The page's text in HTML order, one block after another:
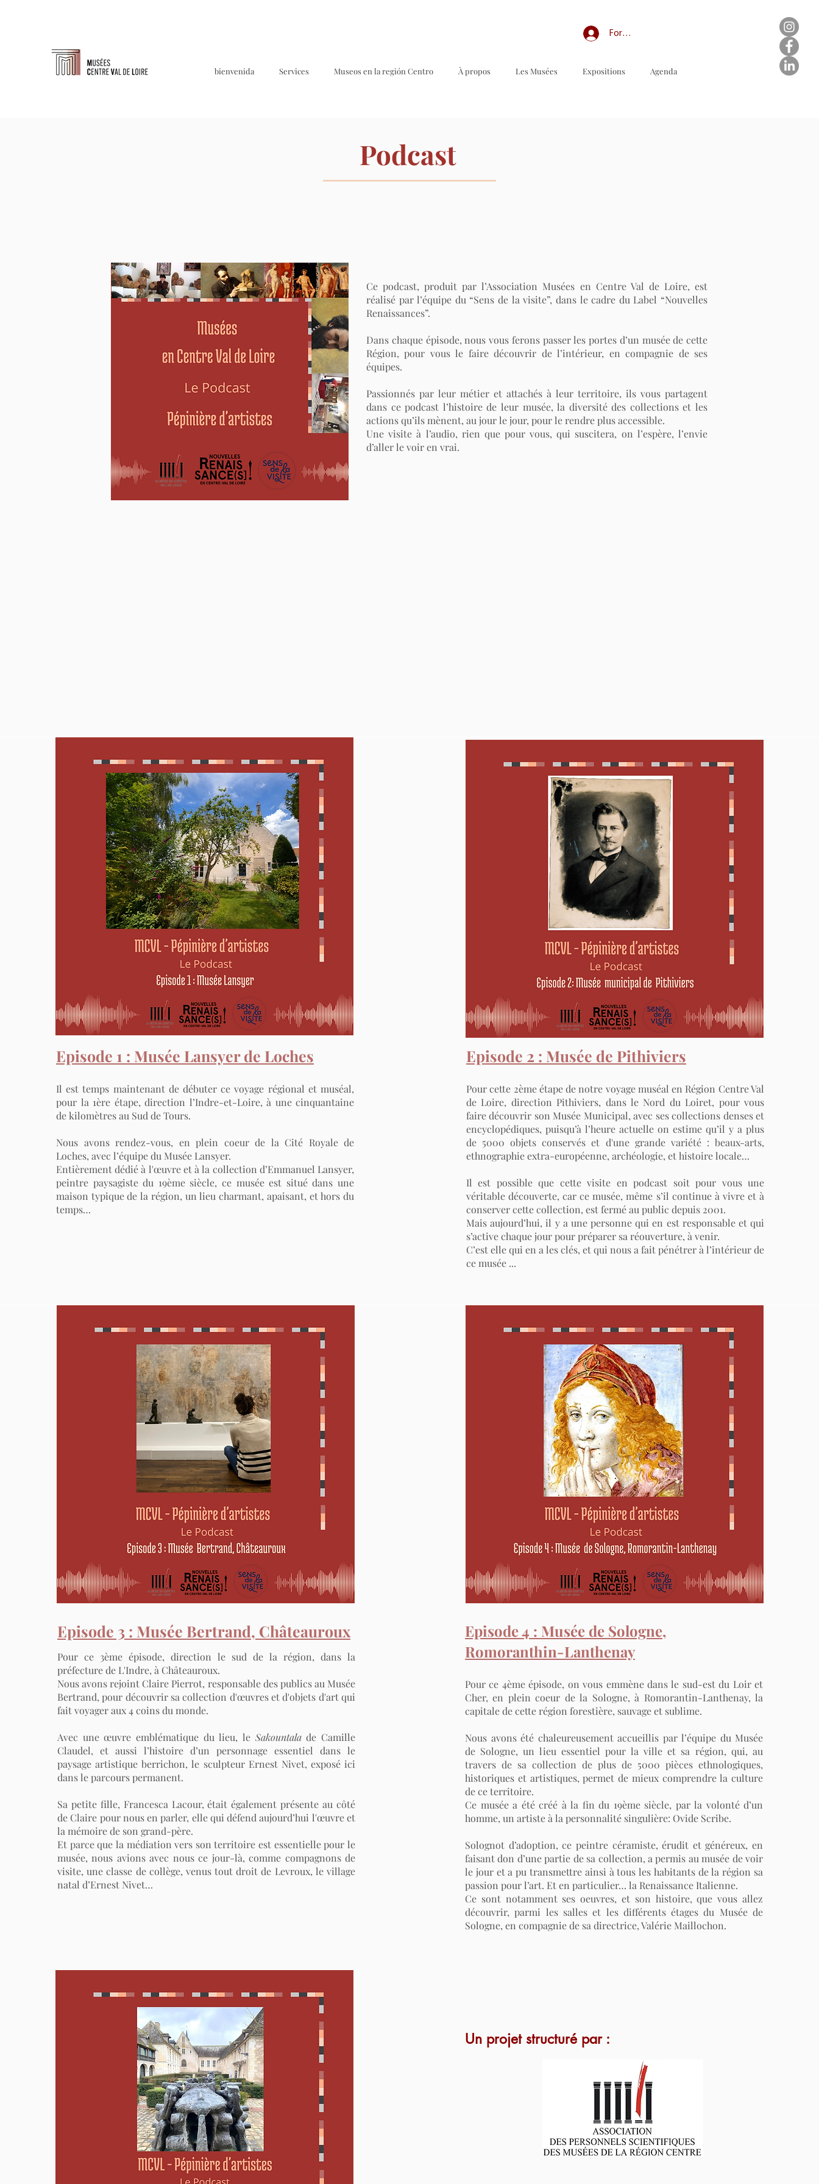
Forum professionnel/My Groups
bienvenida Services Museos en la región Centro À propos Les Musées Expositions Agenda
Ce podcast, produit par l’Association Musées en Centre Val de Loire, est
réalisé par l’équipe du “Sens de la visite”, dans le cadre du Label “Nouvelles
Renaissances”.
Dans chaque épisode, nous vous ferons passer les portes d’un musée de cette
Région, pour vous le faire découvrir de l’intérieur, en compagnie de ses
équipes.
Passionnés par leur métier et attachés à leur territoire, ils vous partagent
dans ce podcast l’histoire de leur musée, la diversité des collections et les
actions qu’ils mènent, au jour le jour, pour le rendre plus accessible.
Une visite à l’audio, rien que pour vous, qui suscitera, on l’espère, l’envie
d’aller le voir en vrai.
Podcast
Episode 1 : Musée Lansyer de Loches
Il est temps maintenant de débuter ce voyage régional et muséal,
pour la 1ère étape, direction l’Indre-et-Loire, à une cinquantaine
de kilomètres au Sud de Tours.
Nous avons rendez-vous, en plein coeur de la Cité Royale de
Loches, avec l’équipe du Musée Lansyer.
Entièrement dédié à l'œuvre et à la collection d’Emmanuel Lansyer,
peintre paysagiste du 19ème siècle, ce musée est situé dans une
maison typique de la région, un lieu charmant, apaisant, et hors du
temps…
Episode 2 : Musée de Pithiviers
Pour cette 2ème étape de notre voyage muséal en Région Centre Val
de Loire, direction Pithiviers, dans le Nord du Loiret, pour vous
faire découvrir son Musée Municipal, avec ses collections denses et
encyclopédiques, puisqu’à l’heure actuelle on estime qu’il y a plus
de 5000 objets conservés et d'une grande variété : beaux-arts,
ethnographie extra-européenne, archéologie, et histoire locale…
Il est possible que cette visite en podcast soit pour vous une
véritable découverte, car ce musée, même s’il continue à vivre et à
conserver cette collection, est fermé au public depuis 2001.
Mais aujourd’hui, il y a une personne qui en est responsable et qui
s’active chaque jour pour préparer sa réouverture, à venir.
C’est elle qui en a les clés, et qui nous a fait pénétrer à l’intérieur de
ce musée ...
Episode 3 : Musée Bertrand, Châteauroux
Pour ce 3ème épisode, direction le sud de la région, dans la
préfecture de L'Indre, à Châteauroux.
Nous avons rejoint Claire Pierrot, responsable des publics au Musée
Bertrand, pour découvrir sa collection d'œuvres et d'objets d'art qui
fait voyager aux 4 coins du monde.
Avec une œuvre emblématique du lieu, le Sakountalade Camille
Claudel, et aussi l’histoire d’un personnage essentiel dans le
paysage artistique berrichon, le sculpteur Ernest Nivet, exposé ici
dans le parcours permanent.
Sa petite fille, Francesca Lacour, était également présente au côté
de Claire pour nous en parler, elle qui défend aujourd’hui l'œuvre et
la mémoire de son grand-père.
Et parce que la médiation vers son territoire est essentielle pour le
musée, nous avions avec nous ce jour-là, comme compagnons de
visite, une classe de collège, venus tout droit de Levroux, le village
natal d’Ernest Nivet…
Episode 4 : Musée de Sologne,
Romoranthin-Lanthenay
Pour ce 4ème épisode, on vous emmène dans le sud-est du Loir et
Cher, en plein coeur de la Sologne, à Romorantin-Lanthenay, la
capitale de cette région forestière, sauvage et sublime.
Nous avons été chaleureusement accueillis par l’équipe du Musée
de Sologne, un lieu essentiel pour la ville et sa région, qui, au
travers de sa collection de plus de 5000 pièces ethnologiques,
historiques et artistiques, permet de mieux comprendre la culture
de ce territoire.
Ce musée a été créé à la fin du 19ème siècle, par la volonté d’un
homme, un artiste à la personnalité singulière: Ovide Scribe.
Solognot d’adoption, ce peintre céramiste, érudit et généreux, en
faisant don d’une partie de sa collection, a permis au musée de voir
le jour et a pu transmettre ainsi à tous les habitants de la région sa
passion pour l’art. Et en particulier… la Renaissance Italienne.
Ce sont notamment ses oeuvres, et son histoire, que vous allez
découvrir, parmi les salles et les différents étages du Musée de
Sologne, en compagnie de sa directrice, Valérie Maillochon.
Un projet structuré par :